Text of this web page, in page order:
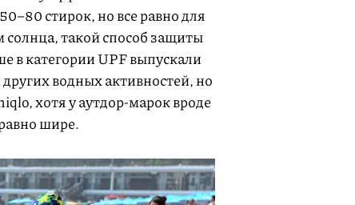
стирок, но все равно для
солнца, такой способ защиты
в категории UPF выпускали
водных активностей, но
хотя у аутдор-марок вроде
шире.